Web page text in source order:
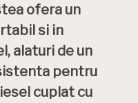
ofera un
si in
alaturi de un
pentru
cuplat cu